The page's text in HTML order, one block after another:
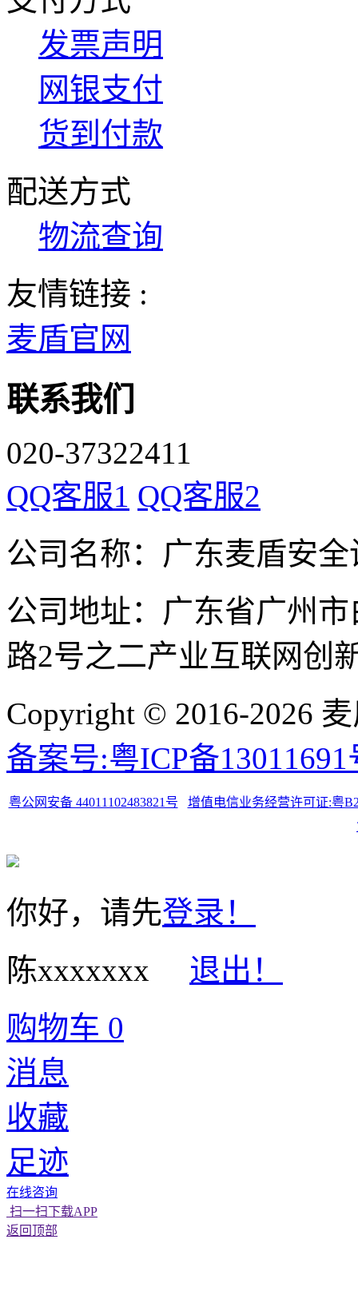
发票声明
网银支付
货到付款
配送方式
物流查询
友情链接 :
麦盾官网
联系我们
020-37322411
QQ客服1 QQ客服2
公司名称：广东麦盾安
公司地址：广东省广州
路2号之二产业互联网创
Copyright © 2016-2026
备案号:粤ICP备13011691
粤公网安备 44011102483821号
增值电信业务经营许可证:粤
你好，请先登录！
陈xxxxxxx
退出！
购物车 0
消息
收藏
足迹
在线咨询
扫一扫下载APP
返回顶部